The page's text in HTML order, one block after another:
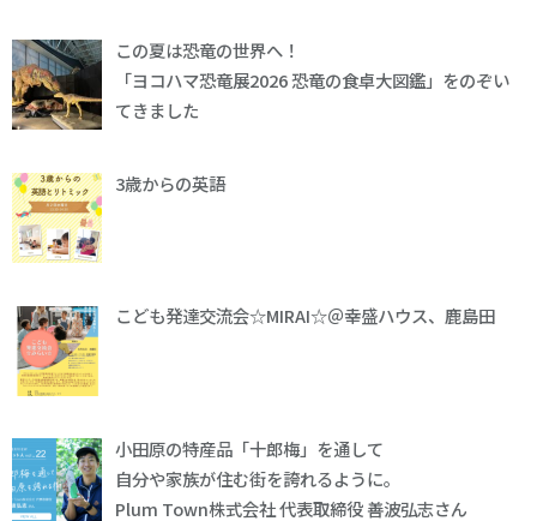
この夏は恐竜の世界へ！
「ヨコハマ恐竜展2026 恐竜の食卓大図鑑」をのぞい
てきました
3歳からの英語
こども発達交流会☆MIRAI☆＠幸盛ハウス、鹿島田
小田原の特産品「十郎梅」を通して
自分や家族が住む街を誇れるように。
Plum Town株式会社 代表取締役 善波弘志さん